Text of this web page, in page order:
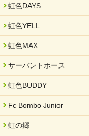
2025/01/31
「可児の企業魅力発
就労継続支援B型「エ
2024/09/10
2024/08/26
2024/08/01
虹色DAYS
虹色YELL
虹色MAX
サーバントホース
虹色BUDDY
Fc Bombo Junior
虹の郷